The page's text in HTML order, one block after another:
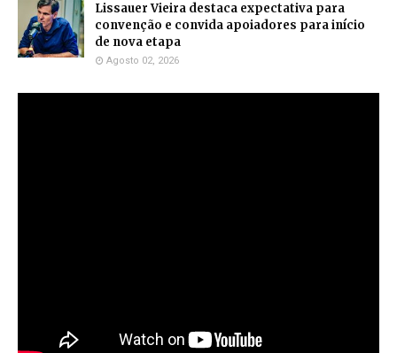
Lissauer Vieira destaca expectativa para
convenção e convida apoiadores para início
de nova etapa
Agosto 02, 2026